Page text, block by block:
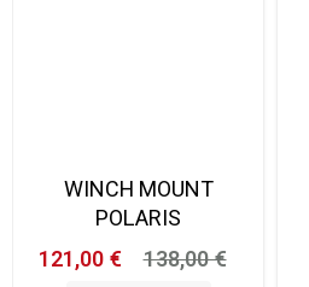
WINCH MOUNT
POLARIS
121,00 €
138,00 €